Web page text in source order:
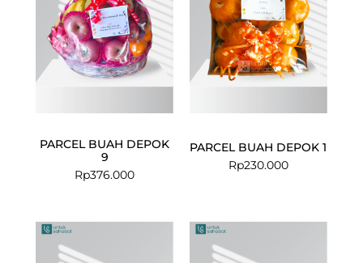
PARCEL BUAH DEPOK
9
Rp376.000
PARCEL BUAH DEPOK 1
Rp230.000